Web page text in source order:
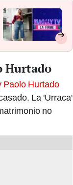
Hurtado
Paolo Hurtado
La 'Urraca'
no